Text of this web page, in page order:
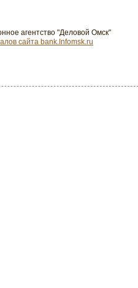
агентство "Деловой Омск"
сайта bank.Infomsk.ru